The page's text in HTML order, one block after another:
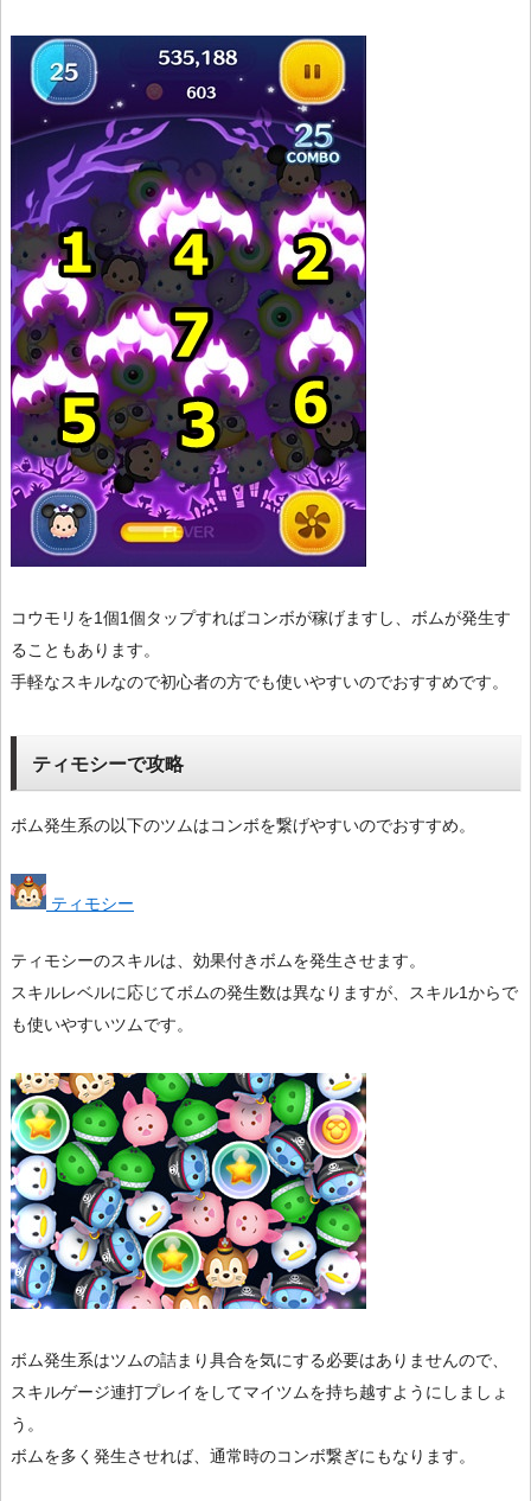
コウモリを1個1個タップすればコンボが稼げますし、ボムが発生す
ることもあります。
手軽なスキルなので初心者の方でも使いやすいのでおすすめです。
ティモシーで攻略
ボム発生系の以下のツムはコンボを繋げやすいのでおすすめ。
ティモシー
ティモシーのスキルは、効果付きボムを発生させます。
スキルレベルに応じてボムの発生数は異なりますが、スキル1からで
も使いやすいツムです。
ボム発生系はツムの詰まり具合を気にする必要はありませんので、
スキルゲージ連打プレイをしてマイツムを持ち越すようにしましょ
う。
ボムを多く発生させれば、通常時のコンボ繋ぎにもなります。